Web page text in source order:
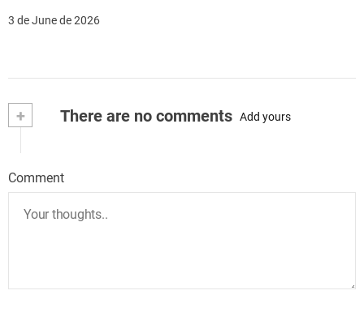
3 de June de 2026
+ There are no comments Add yours
Comment